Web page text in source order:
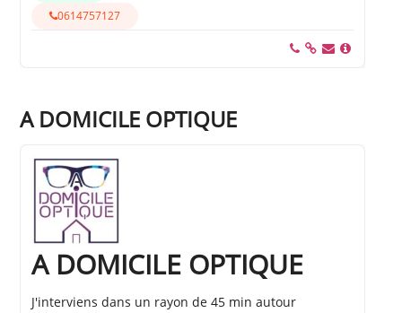
0614757127
A DOMICILE OPTIQUE
A DOMICILE OPTIQUE
J'interviens dans un rayon de 45 min autour